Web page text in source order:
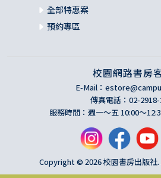
全部特惠案
預約專區
校園網路書房
E-Mail：
傳真電話：02-
服務時間：週一～五 10:00～
Copyright © 2026 校園書房出版